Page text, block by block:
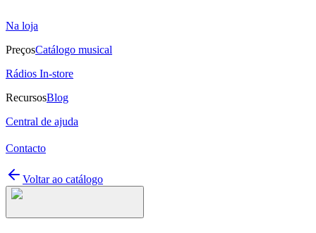
Na loja
PreçosCatálogo musical
Rádios In-store
RecursosBlog
Central de ajuda
Contacto
Voltar ao catálogo